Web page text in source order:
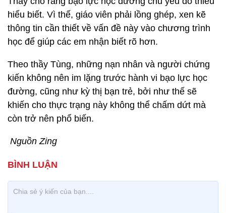
hiểu biết. Vì thế, giáo viên phải lồng ghép, xen kẽ
thông tin cần thiết về vấn đề này vào chương trình
học để giúp các em nhận biết rõ hơn.
Theo thầy Tùng, những nạn nhân và người chứng
kiến không nên im lặng trước hành vi bạo lực học
đường, cũng như kỳ thị bạn trẻ, bởi như thế sẽ
khiến cho thực trạng này không thể chấm dứt mà
còn trở nên phổ biến.
Nguồn Zing